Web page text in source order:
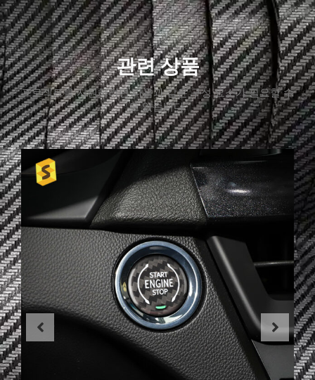
관련 상품
프로젝트를 지원하려면 다음과 같은 구성 요소가 필요할 수
도 있습니다.